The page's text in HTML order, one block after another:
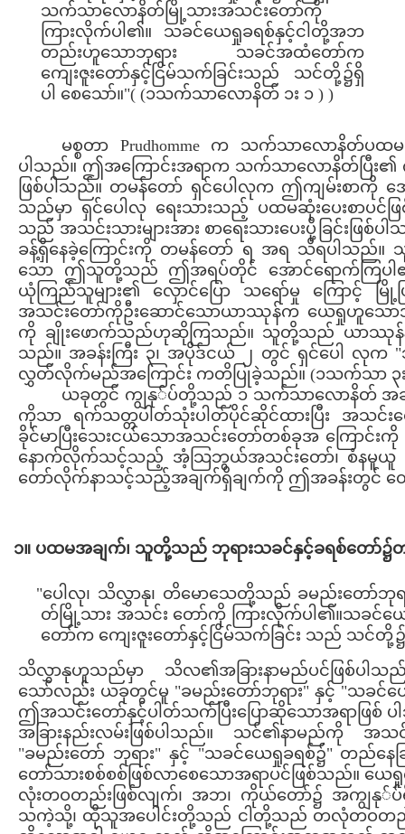
သက်သာလောနိတ်မြို့သားအသင်းတော်ကို
ကြားလိုက်ပါ၏။ သခင်ယေရှုခရစ်နှင့်ငါတို့အဘ
တည်းဟူသောဘုရား သခင်အထံတော်က
ကျေးဇူးတော်နှင့်ငြိမ်သက်ခြင်းသည် သင်တို့၌ရှိ
ပါ စေသော်။"( (၁သက်သာလောနိတ် ၁း ၁ ) )
မစ္စတာ Prudhomme က သက်သာလောနိတ်ပထ
ပါသည်။ ဤအကြောင်းအရာက သက်သာလောနိတ်ပြီး၏
ဖြစ်ပါသည်။ တမန်တော် ရှင်ပေါလုက ဤကျမ်းစာကို အ
သည်မှာ ရှင်ပေါလု ရေးသားသည့် ပထမဆုံးပေးစာပ
သည် အသင်းသားများအား စာရေးသားပေးပို့ခြင်း
ခန့်ရှိနေခဲ့ကြောင်းကို တမန်တော် ရ အရ သိရပါသ
သော ဤသူတို့သည် ဤအရပ်တိုင် အောင်ရောက်ကြပါ
ယုံကြည်သူများ၏ လှောင်ပြော သရော်မှု ကြောင့် မြို့
အသင်းတော်ကိုဦးဆောင်သောယာဿုန်က ယေရှုဟူသေ
ကို ချိုးဖောက်သည်ဟုဆိုကြသည်။ သူတို့သည် ယာဿုန်နှင့်အ
သည်။ အခန်းကြီး ၃၊ အပိုဒ်ငယ် ၂ တွင် ရှင်ပေါ လု
လွှတ်လိုက်မည်အကြောင်း ကတိပြုခဲ့သည်။ (၁သက်သာ ၃း
ယခုတွင် ကျွနု်ပ်တို့သည် ၁ သက်သာလောနိတ် အခ
ကိုသာ ရက်သတ္တပါတ်သုံးပါတ်ပိုင်ဆိုင်ထားပြီး အသင်
ခိုင်မာပြီးသေးငယ်သောအသင်းတော်တစ်ခုအ ကြော
နောက်လိုက်သင့်သည့် အံ့သြဘွယ်အသင်းတော်၊ စံနမူယူ
တော်လိုက်နာသင့်သည့်အချက်ရှိချက်ကို ဤအခန်းတွင် တွ
၁။ ပထမအချက်၊ သူတို့သည် ဘုရားသခင်နှင့်ခရစ်တော်
"ပေါလု၊ သိလွှာနု၊ တိမောသေတို့သည် ခမည်းတော်
တ်မြို့သား အသင်း တော်ကို ကြားလိုက်ပါ၏။သခ
တော်က ကျေးဇူးတော်နှင့်ငြိမ်သက်ခြင်း သည် သင်တို့
သိလွှာနုဟူသည်မှာ သိလ၏အခြားနာမည်ပင်ဖြစ်ပ
သော်လည်း ယခုတွင်မူ "ခမည်းတော်ဘုရား" နှင့် "သခင်
ဤအသင်းတော်နှင့်ပါတ်သက်ပြီးပြောဆိုသောအရာဖြစ်
အခြားနည်းလမ်းဖြစ်ပါသည်။ သင်၏နာမည်ကို အသင်း
"ခမည်းတော် ဘုရား" နှင့် "သခင်ယေရှုခရစ်၌" တည်နေ
တော်သားစစ်စစ်ဖြစ်လာစေသောအရာပင်ဖြစ်သည်
လုံးတဝတည်းဖြစ်လျက်၊ အဘ၊ ကိုယ်တော်၌ အကျွ
သကဲ့သို့၊ ထိုသူအပေါင်းတို့သည် ငါတို့သည် တလုံတဝတည်းဖြ